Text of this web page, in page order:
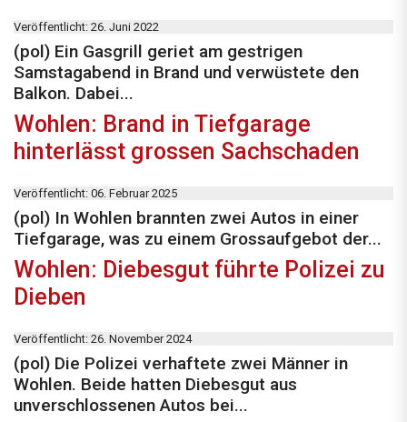
Veröffentlicht: 26. Juni 2022
(pol) Ein Gasgrill geriet am gestrigen
Samstagabend in Brand und verwüstete den
Balkon. Dabei...
Wohlen: Brand in Tiefgarage
hinterlässt grossen Sachschaden
Veröffentlicht: 06. Februar 2025
(pol) In Wohlen brannten zwei Autos in einer
Tiefgarage, was zu einem Grossaufgebot der...
Wohlen: Diebesgut führte Polizei zu
Dieben
Veröffentlicht: 26. November 2024
(pol) Die Polizei verhaftete zwei Männer in
Wohlen. Beide hatten Diebesgut aus
unverschlossenen Autos bei...